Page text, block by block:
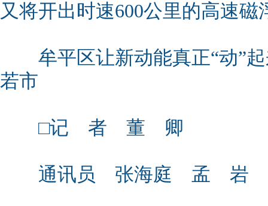
又将开出时速600公里的高速磁
牟平区让新动能真正“动”
若市
□记 者 董 卿
通讯员 张海庭 孟 岩